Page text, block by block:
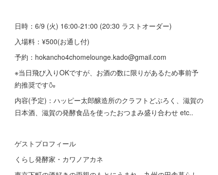
日時：6/9 (火) 16:00-21:00 (20:30 ラストオーダー)
入場料：¥500(お通し付)
予約：hokancho4chomelounge.kado@gmail.com
※当日飛び入りOKですが、お酒の数に限りがあるため事前予
約推奨です🍶
内容(予定)：ハッピー太郎醸造所のクラフトどぶろく、滋賀の
日本酒、滋賀の発酵食品を使ったおつまみ盛り合わせ etc..
ゲストプロフィール
くらし発酵家・カワノアカネ